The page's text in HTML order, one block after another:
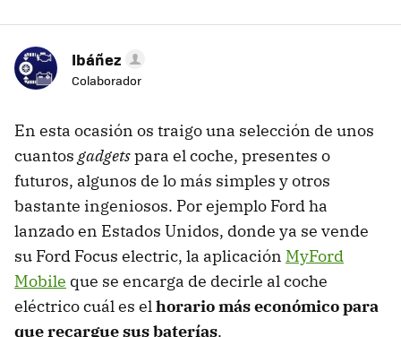
Ibáñez
Colaborador
En esta ocasión os traigo una selección de unos
cuantos gadgetspara el coche, presentes o
futuros, algunos de lo más simples y otros
bastante ingeniosos. Por ejemplo Ford ha
lanzado en Estados Unidos, donde ya se vende
su Ford Focus electric, la aplicación MyFord
Mobile que se encarga de decirle al coche
eléctrico cuál es elhorario más económico para
que recargue sus baterías.